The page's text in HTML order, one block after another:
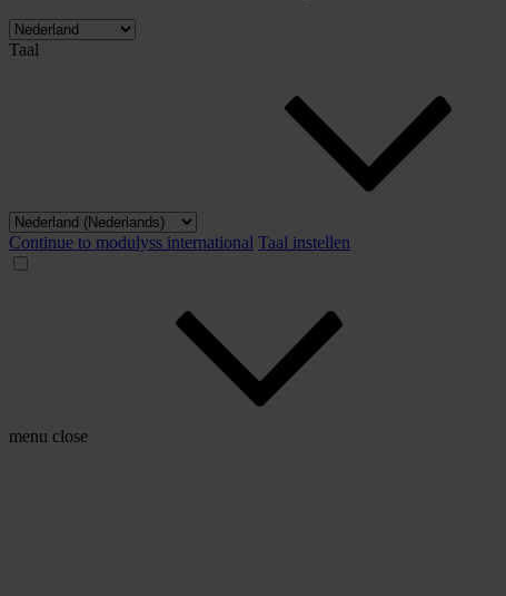
Taal
Continue to modulyss international Taal instellen
menu close